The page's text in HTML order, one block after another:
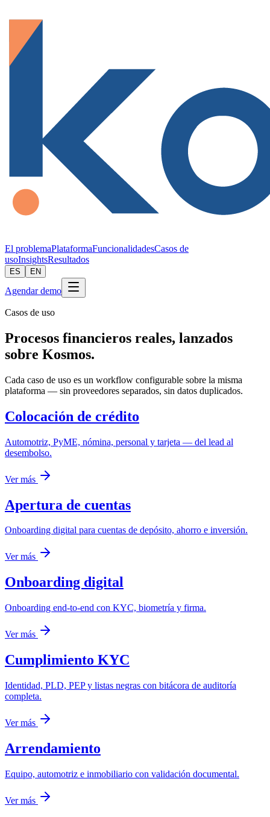
El problemaPlataformaFuncionalidadesCasos de
usoInsightsResultados
ES EN
Agendar demo
Casos de uso
Procesos financieros reales, lanzados
sobre Kosmos.
Cada caso de uso es un workflow configurable sobre la misma
plataforma — sin proveedores separados, sin datos duplicados.
Colocación de crédito
Automotriz, PyME, nómina, personal y tarjeta — del lead al
desembolso.
Ver más
Apertura de cuentas
Onboarding digital para cuentas de depósito, ahorro e inversión.
Ver más
Onboarding digital
Onboarding end-to-end con KYC, biometría y firma.
Ver más
Cumplimiento KYC
Identidad, PLD, PEP y listas negras con bitácora de auditoría
completa.
Ver más
Arrendamiento
Equipo, automotriz e inmobiliario con validación documental.
Ver más